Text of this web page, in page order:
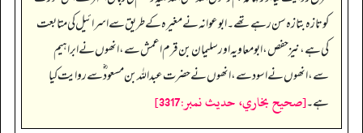
کوتازہ بتازہ سن رہے تھے۔ ابوعوانہ نے مغیرہ کے طریق سے اسرائیل کی متابعت
کی ہے، نیز حفص، ابو معاویہ اور سلیمان بن قرم اعمش سے، انھوں نے ابراہیم
سے، انھوں نے اسود سے، انھوں نے حضرت عبداللہ بن مسعود ؓسے روایت کیا
ہے۔[صحيح بخاري، حديث نمبر:3317]